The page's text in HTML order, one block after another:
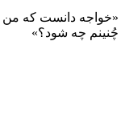
«خواجه دانست که من
چُنینم چه شود؟»